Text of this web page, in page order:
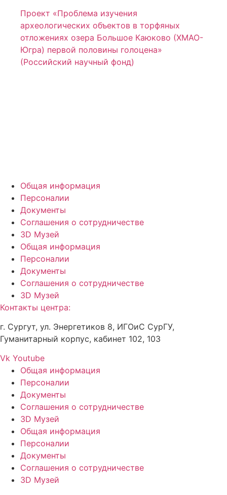
Проект «Проблема изучения
археологических объектов в торфяных
отложениях озера Большое Каюково (ХМАО-
Югра) первой половины голоцена»
(Российский научный фонд)
Общая информация
Персоналии
Документы
Соглашения о сотрудничестве
3D Музей
Общая информация
Персоналии
Документы
Соглашения о сотрудничестве
3D Музей
Контакты центра:
г. Сургут, ул. Энергетиков 8, ИГОиС СурГУ,
Гуманитарный корпус, кабинет 102, 103
Vk Youtube
Общая информация
Персоналии
Документы
Соглашения о сотрудничестве
3D Музей
Общая информация
Персоналии
Документы
Соглашения о сотрудничестве
3D Музей